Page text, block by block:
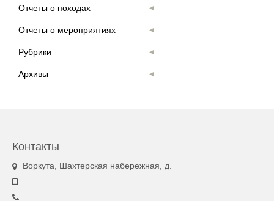
Отчеты о походах
Отчеты о мероприятиях
Рубрики
Архивы
Контакты
Воркута, Шахтерская набережная, д.